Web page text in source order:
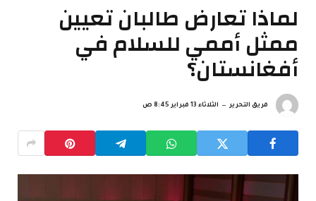
لماذا تعارض طالبان تعيين
ممثل أممي للسلام في
أفغانستان؟
فريق التحرير الثلاثاء 13 فبراير 8:45 ص